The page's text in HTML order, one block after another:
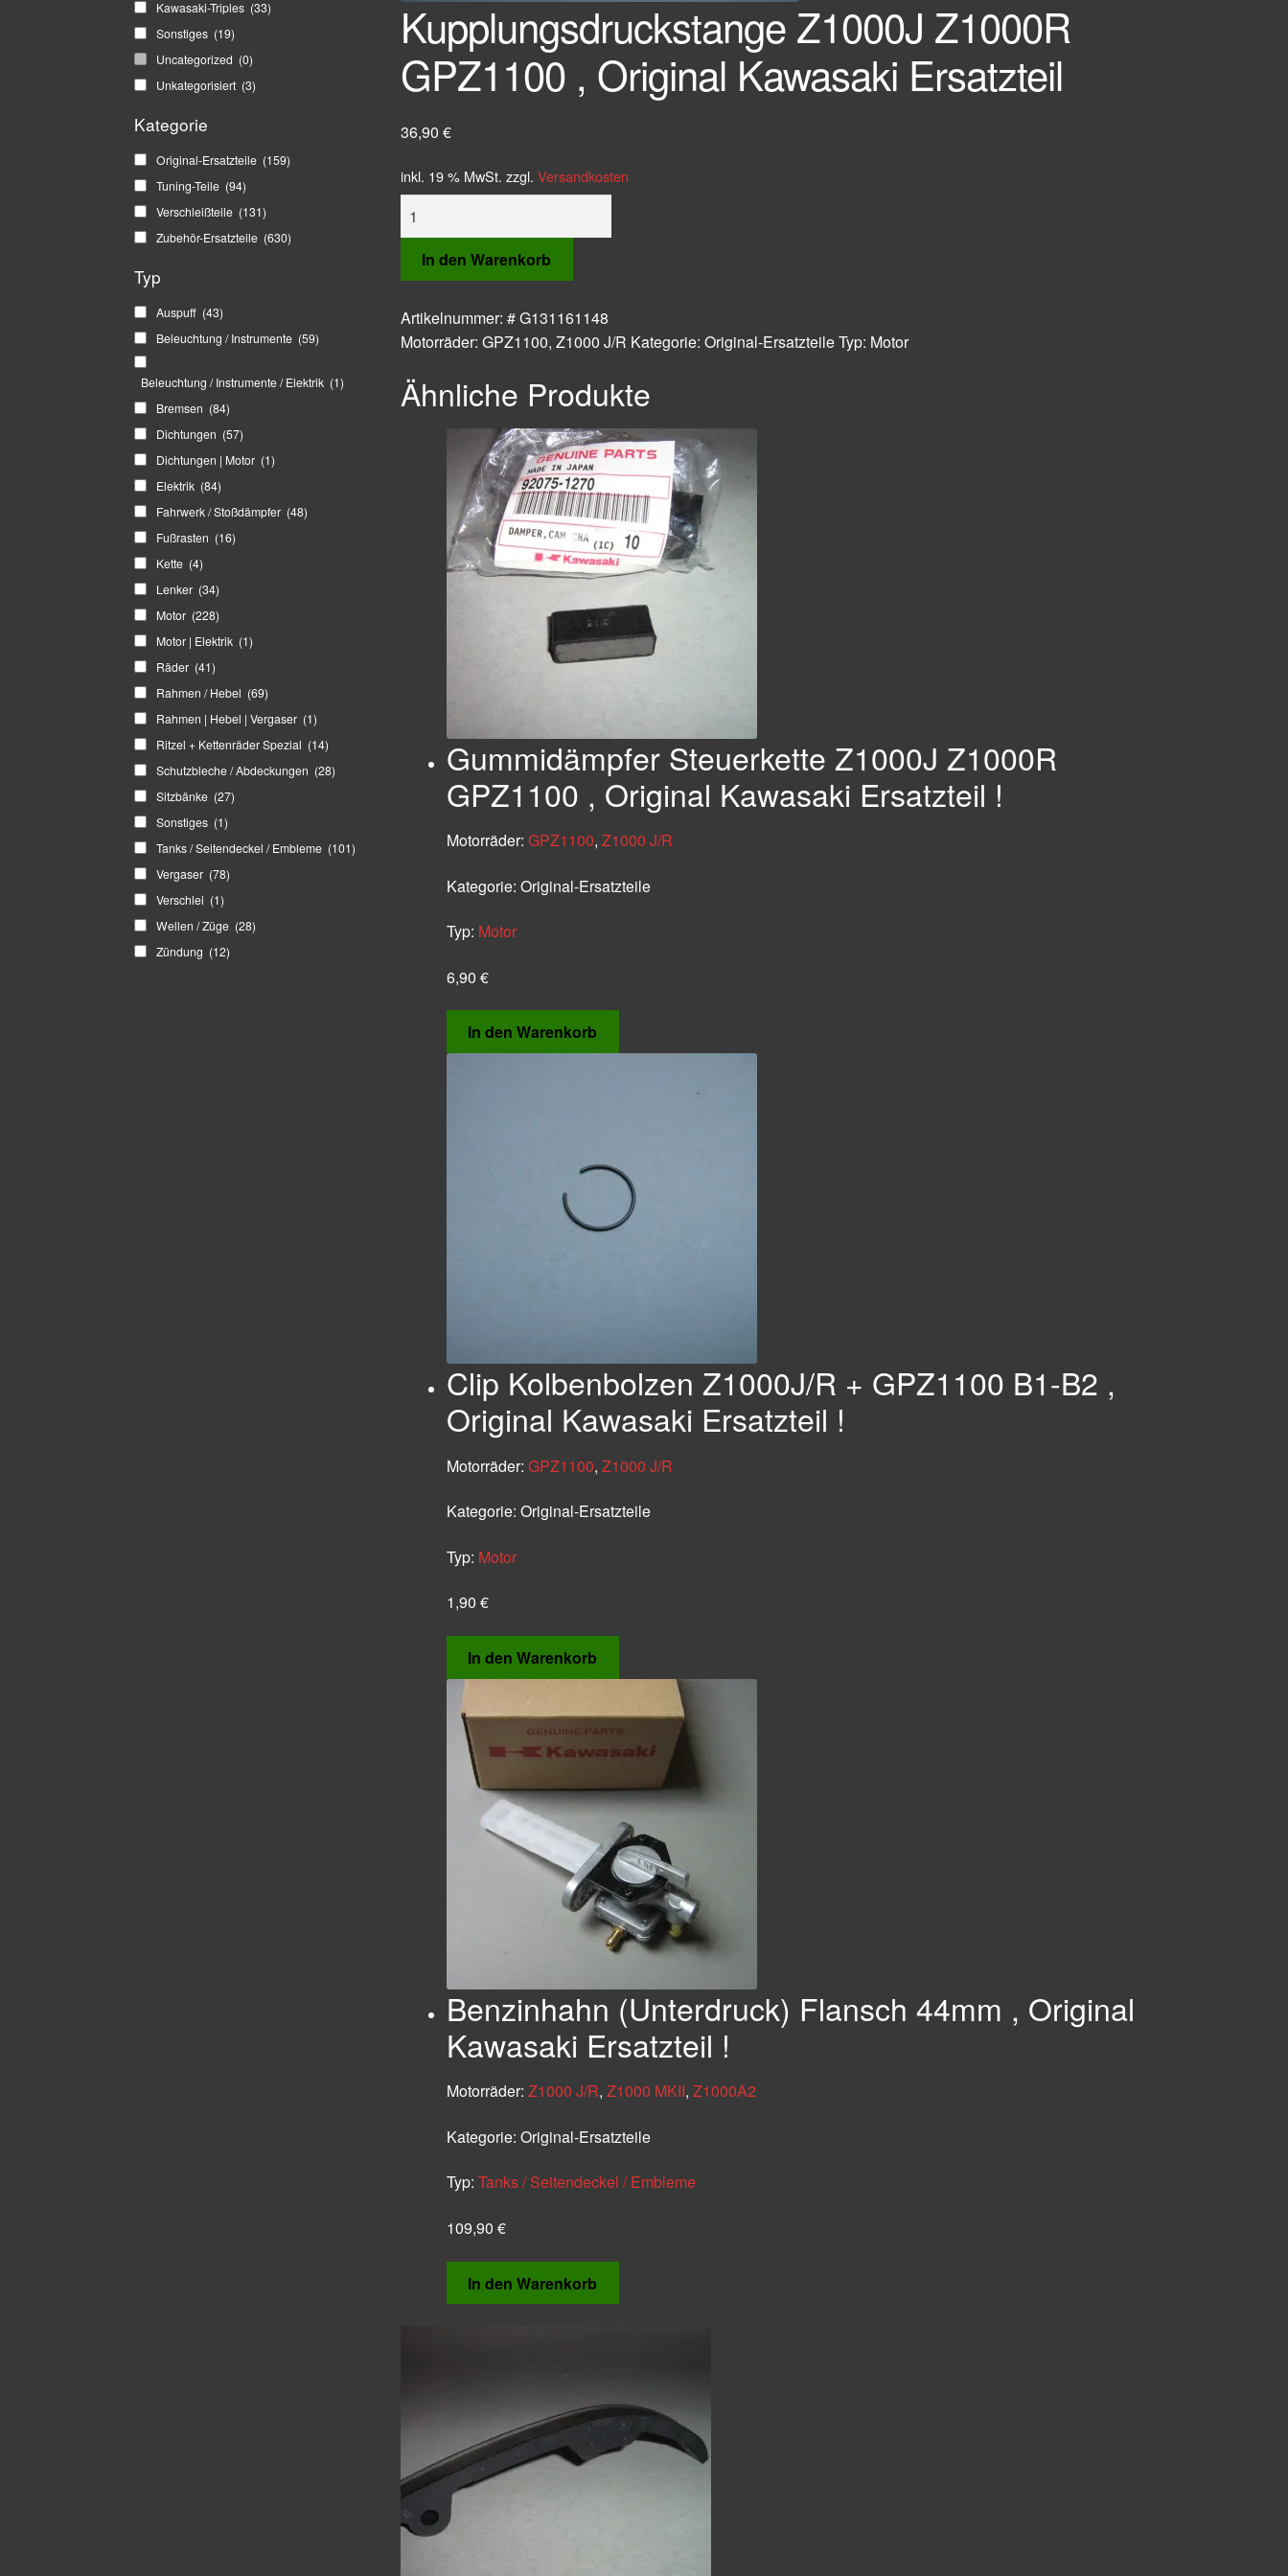
Kupplungsdruckstange Z1000J Z1000R
GPZ1100 , Original Kawasaki Ersatzteil
36,90 €
inkl. 19 % MwSt. zzgl. Versandkosten
Z1000J
Z1000R
GPZ1100
Original
Kawasaki
Ersatzteil
Menge
In den Warenkorb
Artikelnummer: # G131161148
Motorräder: GPZ1100, Z1000 J/R Kategorie: Original-ErsatzteileTyp: Motor
Ähnliche Produkte
Gummidämpfer Steuerkette Z1000J Z1000R
GPZ1100 , Original Kawasaki Ersatzteil !
Motorräder: GPZ1100, Z1000 J/R
Kategorie: Original-Ersatzteile
Typ: Motor
6,90 €
In den Warenkorb
Clip Kolbenbolzen Z1000J/R + GPZ1100 B1-B2 ,
Original Kawasaki Ersatzteil !
Motorräder: GPZ1100, Z1000 J/R
Kategorie: Original-Ersatzteile
Typ: Motor
1,90 €
In den Warenkorb
Benzinhahn (Unterdruck) Flansch 44mm , Original
Kawasaki Ersatzteil !
Motorräder: Z1000 J/R, Z1000 MKII, Z1000A2
Kategorie: Original-Ersatzteile
Typ: Tanks / Seitendeckel / Embleme
109,90 €
In den Warenkorb
Kawasaki-Triples (33)
Sonstiges (19)
Uncategorized (0)
Unkategorisiert (3)
Kategorie
Original-Ersatzteile (159)
Tuning-Teile (94)
Verschleißteile (131)
Zubehör-Ersatzteile (630)
Typ
Auspuff (43)
Beleuchtung / Instrumente (59)
Beleuchtung / Instrumente / Elektrik (1)
Bremsen (84)
Dichtungen (57)
Dichtungen | Motor (1)
Elektrik (84)
Fahrwerk / Stoßdämpfer (48)
Fußrasten (16)
Kette (4)
Lenker (34)
Motor (228)
Motor | Elektrik (1)
Räder (41)
Rahmen / Hebel (69)
Rahmen | Hebel | Vergaser (1)
Ritzel + Kettenräder Spezial (14)
Schutzbleche / Abdeckungen (28)
Sitzbänke (27)
Sonstiges (1)
Tanks / Seitendeckel / Embleme (101)
Vergaser (78)
Verschlei (1)
Wellen / Züge (28)
Zündung (12)